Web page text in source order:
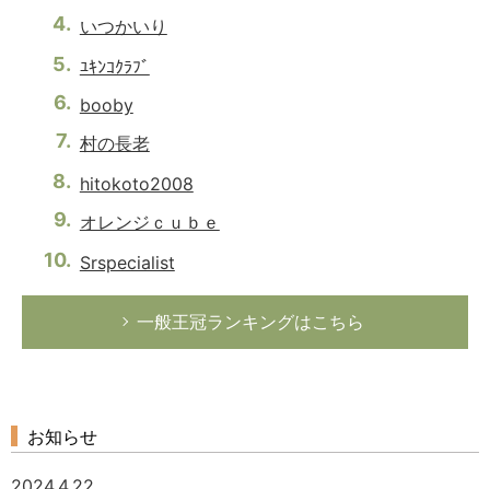
いつかいり
ﾕｷﾝｺｸﾗﾌﾞ
booby
村の長老
hitokoto2008
オレンジｃｕｂｅ
Srspecialist
一般王冠ランキングはこちら
お知らせ